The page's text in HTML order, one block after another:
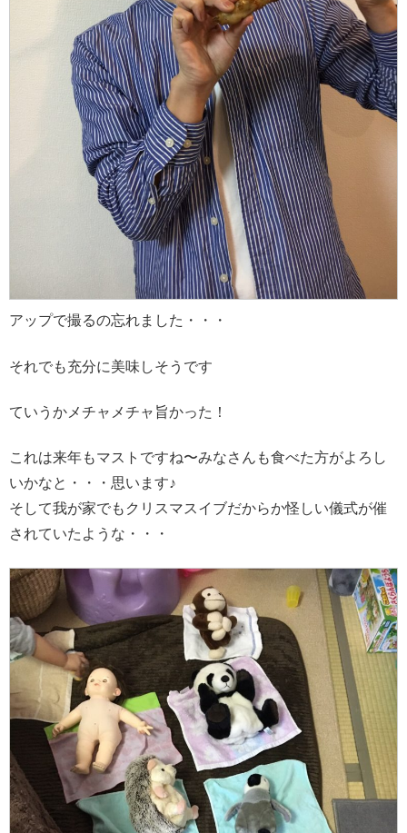
アップで撮るの忘れました・・・
それでも充分に美味しそうです
ていうかメチャメチャ旨かった！
これは来年もマストですね〜みなさんも食べた方がよろし
いかなと・・・思います♪
そして我が家でもクリスマスイブだからか怪しい儀式が催
されていたような・・・